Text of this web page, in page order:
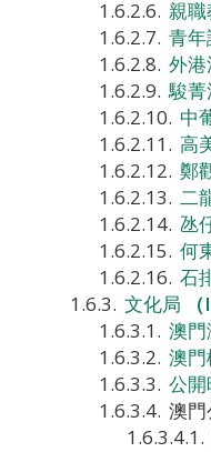
親
青
外
駿
中
高
鄭
二
氹
何
石
文化局
澳
澳
公
澳